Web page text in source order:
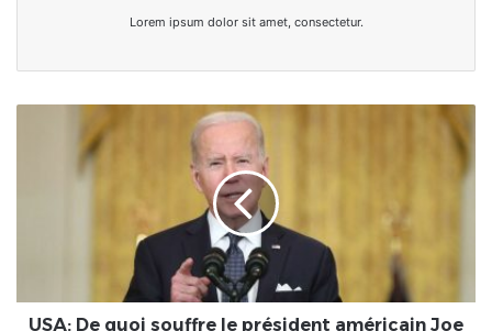
Lorem ipsum dolor sit amet, consectetur.
BIDEN
USA: De quoi souffre le président américain Joe